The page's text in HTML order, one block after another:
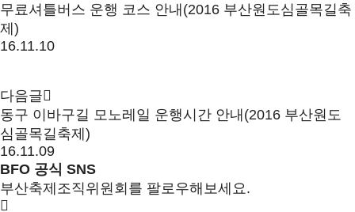
무료셔틀버스 운행 코스 안내(2016 부산원도심골목길축
제)
16.11.10
다음글
동구 이바구길 모노레일 운행시간 안내(2016 부산원도
심골목길축제)
16.11.09
BFO 공식 SNS
부산축제조직위원회를 팔로우해보세요.